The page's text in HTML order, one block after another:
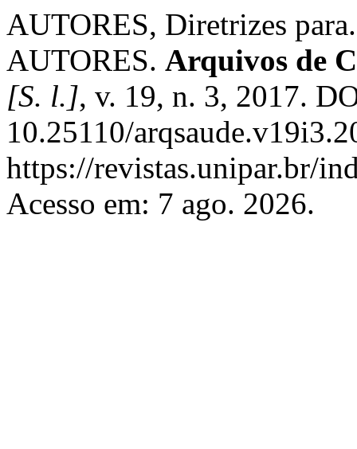
AUTORES, Diretrizes
AUTORES. Arquivos de
[S. l.], v. 19, n. 3, 2017.
10.25110/
https://revistas.unipar.br/
Acesso em: 7 ago. 2026.